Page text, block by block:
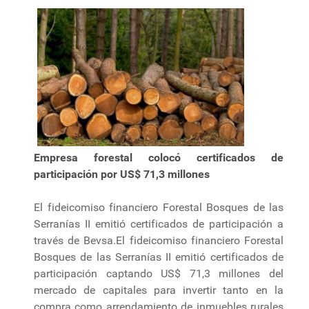
Empresa forestal colocó certificados de
participación por US$ 71,3 millones
El fideicomiso financiero Forestal Bosques de las
Serranías II emitió certificados de participación a
través de Bevsa.El fideicomiso financiero Forestal
Bosques de las Serranías II emitió certificados de
participación captando US$ 71,3 millones del
mercado de capitales para invertir tanto en la